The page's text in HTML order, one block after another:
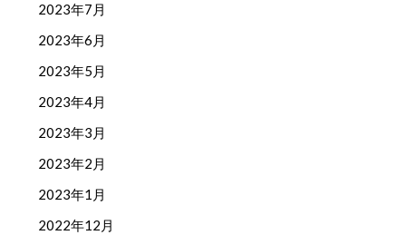
2023年7月
2023年6月
2023年5月
2023年4月
2023年3月
2023年2月
2023年1月
2022年12月